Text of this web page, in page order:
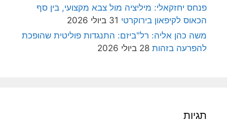
פנחס יחזקאלי: מיליציה מול צבא מקצועי, בין סף
הכאוס לקיפאון בירוקרטי 31 ביולי 2026
משה כהן אליה: רל"ביזם: התנגדות פוליטית שהופכת
להפרעה בזהות 28 ביולי 2026
תגיות